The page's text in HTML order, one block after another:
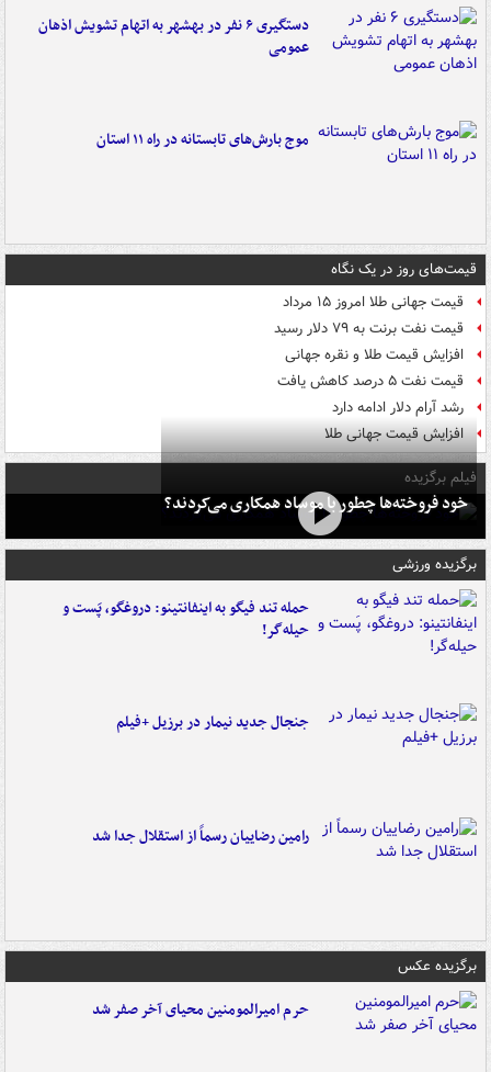
دستگیری ۶ نفر در بهشهر به اتهام تشویش اذهان
عمومی
موج بارش‌های تابستانه در راه ۱۱ استان
قیمت‌های روز در یک نگاه
قیمت جهانی طلا امروز ۱۵ مرداد
قیمت نفت برنت به ۷۹ دلار رسید
افزایش قیمت طلا و نقره جهانی
قیمت نفت ۵ درصد کاهش یافت
رشد آرام دلار ادامه دارد
افزایش قیمت جهانی طلا
فیلم برگزیده
خود فروخته‌ها چطور با موساد همکاری می‌کردند؟
برگزیده ورزشی
حمله تند فیگو به اینفانتینو: دروغگو، پَست‌ و
حیله‌گر!
جنجال جدید نیمار در برزیل +فیلم
رامین رضاییان رسماً از استقلال جدا شد
برگزیده عکس
حرم امیرالمومنین محیای آخر صفر شد